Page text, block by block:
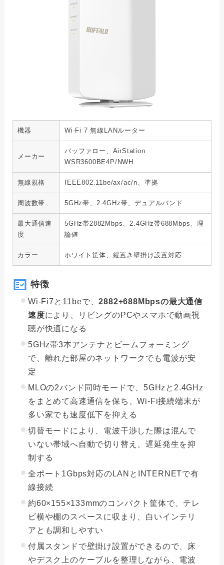
機器 Wi-Fi 7 無線LANルーター
メーカー
バッファロー、AirStation
WSR3600BE4P/NWH
無線規格 IEEE802.11be/ax/ac/n、準拠
周波数帯 5GHz帯、2.4GHz帯、デュアルバンド
最大通信速
度
5GHz帯2882Mbps、2.4GHz帯688Mbps、理
論値
カラー ホワイト筐体、縦置き壁掛け設置対応
特徴
Wi-Fi7と11beで、2882+688Mbpsの最大通信
速度により、リビングのPCやスマホで動画視
聴が快適になる
5GHz帯3本アンテナとビームフォーミング
で、離れた部屋のネットワークでも電波が安
定
MLOの2バンド同時モードで、5GHzと2.4GHz
をまとめて高速通信を保ち、Wi-Fi接続端末が
多い家でも速度低下を抑える
切替モードにより、電波干渉した際は混んで
いない帯域へ自動で切り替え、遅延発生を抑
制する
全ポート1Gbps対応のLANとINTERNETで有
線接続
約60×155×133mmのコンパクト筐体で、テレ
ビ横や棚のスペースに収まり、白いインテリ
アとも調和しやすい
付属スタンドで壁掛け設置ができるので、床
やデスク上のケーブルを整理しながら、電波